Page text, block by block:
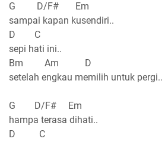
G D/F# Em
sampai kapan kusendiri..
D C
sepi hati ini..
Bm Am D
setelah engkau memilih untuk pergi..
G D/F# Em
hampa terasa dihati..
D C